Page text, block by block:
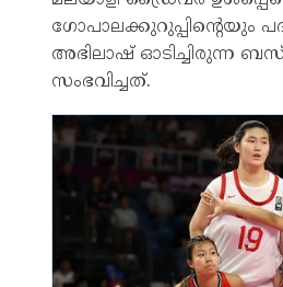
ഗോപാലക്കുറുപ്പിന്റെയും
അഭിലാഷ് ഓടിച്ചിരുന്ന ബസ്
സംഭവിച്ചത്.